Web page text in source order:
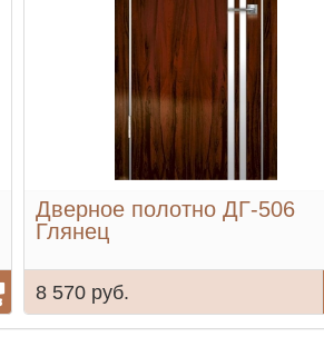
Дверное полотно ДГ-506
Глянец
8 570 руб.